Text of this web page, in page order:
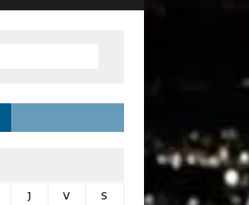
J V
S